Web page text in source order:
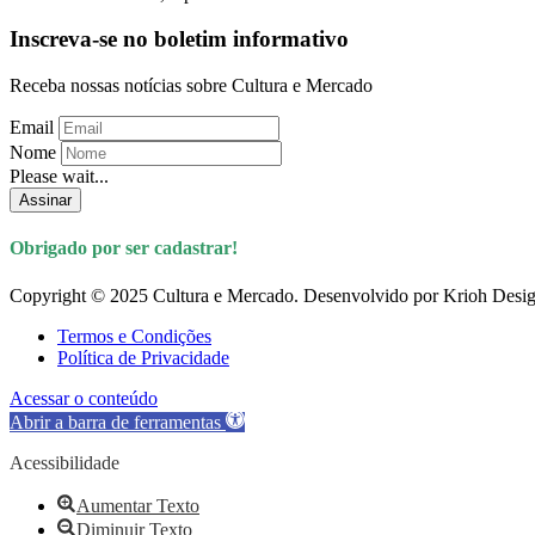
Inscreva-se no boletim informativo
Receba nossas notícias sobre Cultura e Mercado
Email
Nome
Please wait...
Assinar
Obrigado por ser cadastrar!
Copyright © 2025 Cultura e Mercado. Desenvolvido por Krioh
Termos e Condições
Política de Privacidade
Acessar o conteúdo
Abrir a barra de ferramentas
Acessibilidade
Aumentar Texto
Diminuir Texto